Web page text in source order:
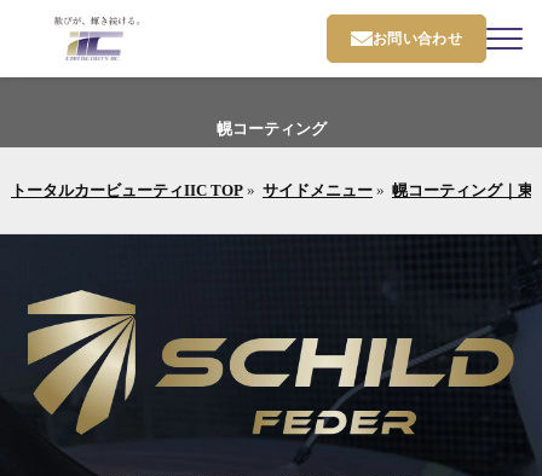
お問い合わせ
幌コーティング
トータルカービューティIIC TOP» サイドメニュー» 幌コーティング｜東